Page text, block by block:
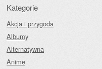
Kategorie
Akcja i przygoda
Albumy
Alternatywna
Anime